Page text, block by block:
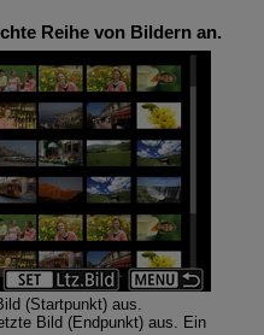
Reihe von Bildern an.
(Startpunkt) aus.
Bild (Endpunkt) aus. Ein